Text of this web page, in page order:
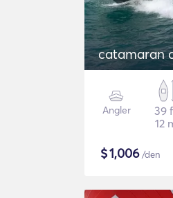
Angler
39
12
$1,006/den